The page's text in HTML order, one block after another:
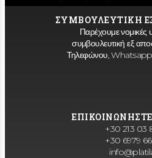
ΣΥΜΒΟΥΛΕΥΤΙΚΗ
Παρέχουμε νομικές
συμβουλευτική εξ
Τηλεφώνου,
+30 213 03
+30 6979